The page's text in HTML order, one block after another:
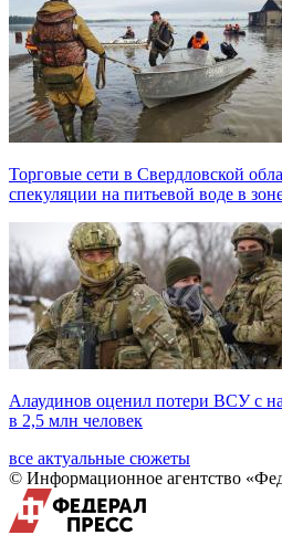
Торговые сети в Свердловской
спекуляции на питьевой воде в
Алаудинов оценил потери ВСУ с
в 2,5 млн человек
все актуальные сюжеты
© Информационное агентство